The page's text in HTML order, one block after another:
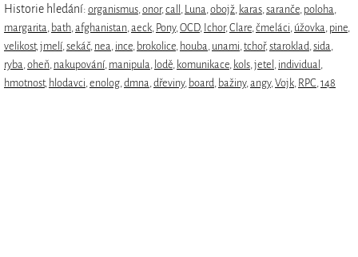
Historie hledání: organismus,onor,call , Luna,obojž, karas,saranče, poloha,
margarita, bath,afghanistan,aeck, Pony,OCD, Ichor,Clare,čmeláci, úžovka, pine,
velikost,jmelí,sekáč, nea, ince, brokolice, houba, unami,tchoř,staroklad,sida,
ryba,oheň, nakupování, manipula, lodě, komunikace, kols,jetel , individual ,
hmotnost, hlodavci,enolog,dmna,dřeviny, board, bažiny,angy,Vojk, RPC,148